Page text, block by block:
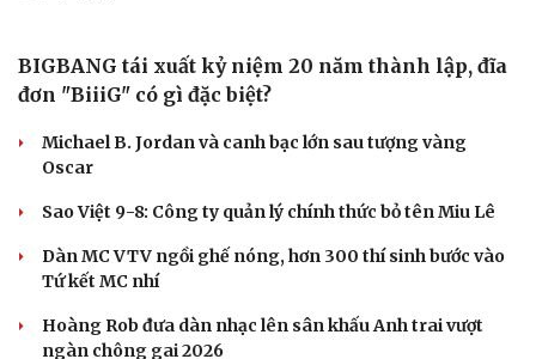
FC ra mắt hai thủ môn
HLV Polking quyết tâm đưa CAHN giành vé dự Cúp C1
Thể Công Viettel chiêu mộ "hòn đá tảng" V-League và
GIẢI TRÍ